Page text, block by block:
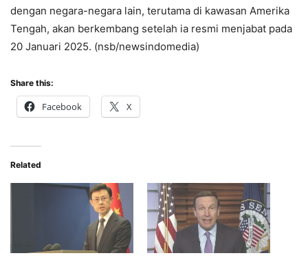
dengan negara-negara lain, terutama di kawasan Amerika
Tengah, akan berkembang setelah ia resmi menjabat pada
20 Januari 2025. (nsb/newsindomedia)
Share this:
Facebook X
Related